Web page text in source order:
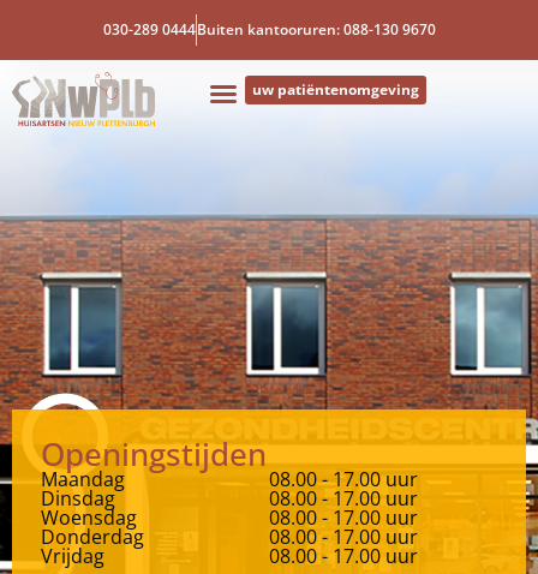
030-289 0444Buiten kantooruren: 088-130 9670
uw patiëntenomgeving
Openingstijden
Maandag 08.00 - 17.00 uur
Dinsdag 08.00 - 17.00 uur
Woensdag 08.00 - 17.00 uur
Donderdag 08.00 - 17.00 uur
Vrijdag 08.00 - 17.00 uur